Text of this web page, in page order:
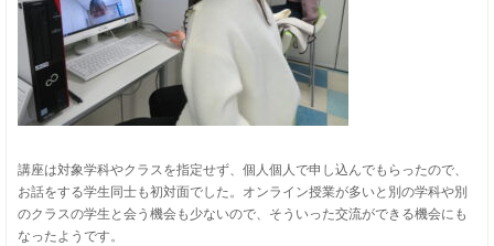
講座は対象学科やクラスを指定せず、個人個人で申し込んでもらったので、
お話をする学生同士も初対面でした。オンライン授業が多いと別の学科や別
のクラスの学生と会う機会も少ないので、そういった交流ができる機会にも
なったようです。